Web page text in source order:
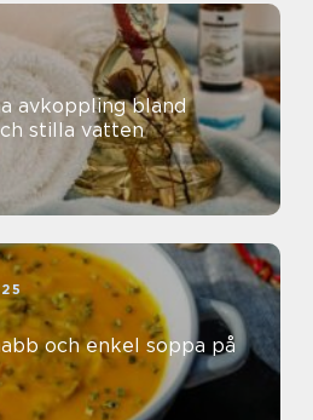
stilla vatten
och enkel soppa på